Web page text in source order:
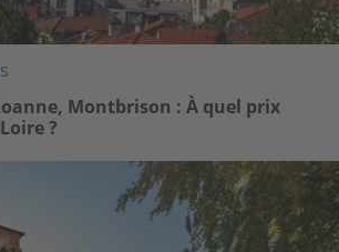
Montbrison : À quel prix
?